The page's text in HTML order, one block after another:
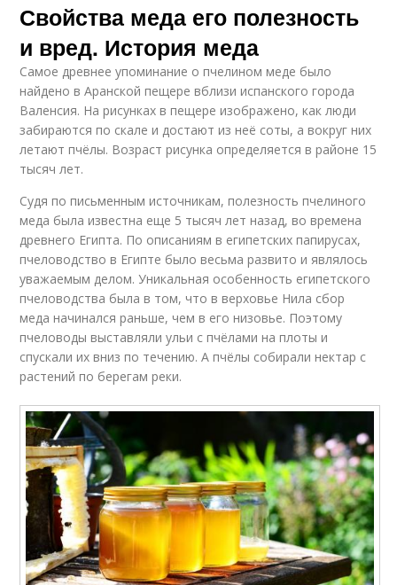
Свойства меда его полезность
и вред. История меда
Самое древнее упоминание о пчелином меде было
найдено в Аранской пещере вблизи испанского города
Валенсия. На рисунках в пещере изображено, как люди
забираются по скале и достают из неё соты, а вокруг них
летают пчёлы. Возраст рисунка определяется в районе 15
тысяч лет.
Судя по письменным источникам, полезность пчелиного
меда была известна еще 5 тысяч лет назад, во времена
древнего Египта. По описаниям в египетских папирусах,
пчеловодство в Египте было весьма развито и являлось
уважаемым делом. Уникальная особенность египетского
пчеловодства была в том, что в верховье Нила сбор
меда начинался раньше, чем в его низовье. Поэтому
пчеловоды выставляли ульи с пчёлами на плоты и
спускали их вниз по течению. А пчёлы собирали нектар с
растений по берегам реки.